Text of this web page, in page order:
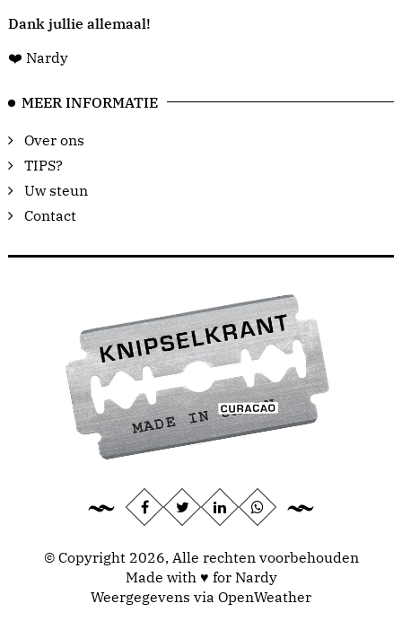
Dank jullie allemaal!
❤️ Nardy
MEER INFORMATIE
Over ons
TIPS?
Uw steun
Contact
© Copyright 2026, Alle rechten voorbehouden
Made with ♥ for Nardy
Weergegevens via OpenWeather